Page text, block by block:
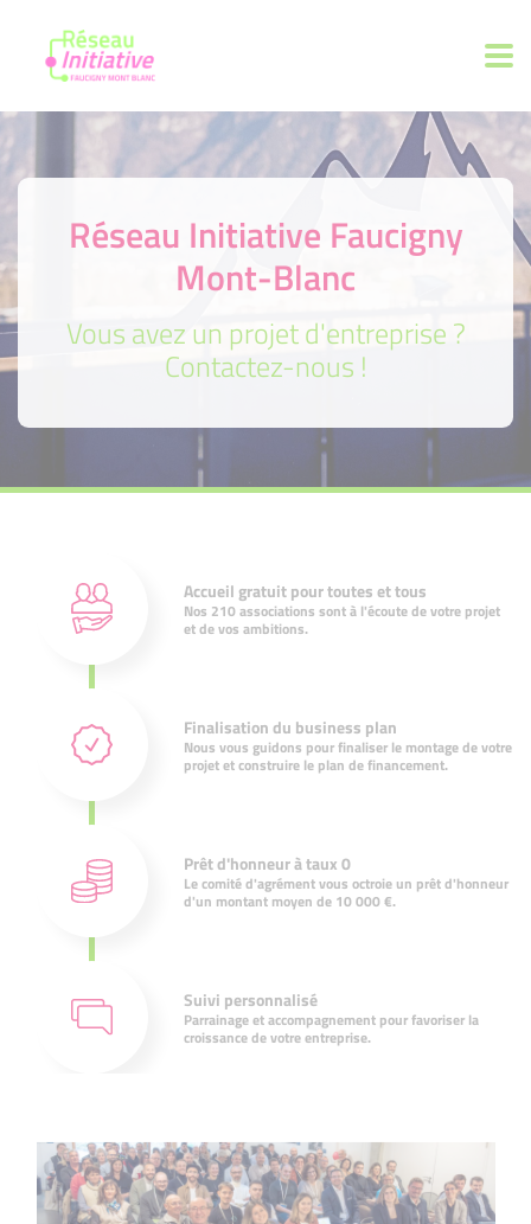
Réseau Initiative Faucigny
Mont-Blanc
Vous avez un projet d'entreprise ?
Contactez-nous !
Accueil gratuit pour toutes et tous
Nos 210 associations sont à l'écoute de votre projet
et de vos ambitions.
Finalisation du business plan
Nous vous guidons pour finaliser le montage de votre
projet et construire le plan de financement.
Prêt d'honneur à taux 0
Le comité d'agrément vous octroie un prêt d'honneur
d'un montant moyen de 10 000 €.
Suivi personnalisé
Parrainage et accompagnement pour favoriser la
croissance de votre entreprise.